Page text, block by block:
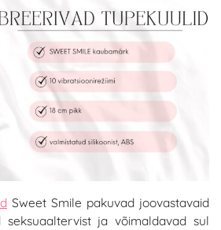
Sweet Smile pakuvad joovastavaid
seksuaaltervist ja võimaldavad sul